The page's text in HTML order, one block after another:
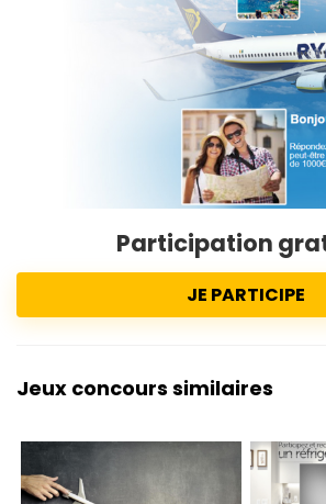
Participation
JE PARTICIPE
Jeux concours similaires